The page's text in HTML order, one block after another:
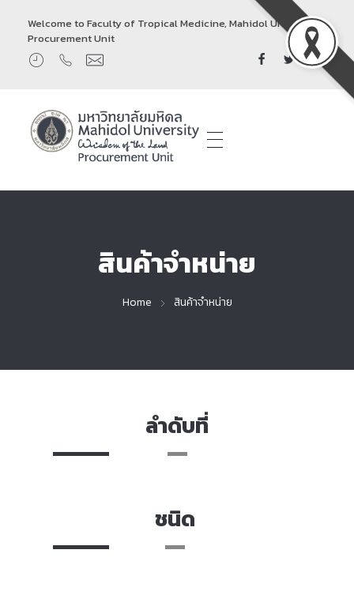
Welcome to Faculty of Tropical Medicine, Mahidol University
Procurement Unit
Home สินค้าจำหน่าย
สินค้าจำหน่าย
ลำดับที่
ชนิด